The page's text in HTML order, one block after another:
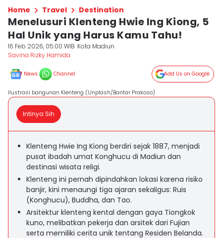
Home Travel Destination
Menelusuri Klenteng Hwie Ing Kiong, 5
Hal Unik yang Harus Kamu Tahu!
16 Feb 2026, 05:00 WIB Kota Madiun
Savina Rizky Hamida
News Channel Add Us on Google
Ilustrasi bangunan Klenteng (Unplash/Bantar Prakoso)
Intinya Sih
Klenteng Hwie Ing Kiong berdiri sejak 1887, menjadi
pusat ibadah umat Konghucu di Madiun dan
destinasi wisata religi.
Klenteng ini pernah dipindahkan lokasi karena risiko
banjir, kini menaungi tiga ajaran sekaligus: Ruis
(Konghucu), Buddha, dan Tao.
Arsitektur klenteng kental dengan gaya Tiongkok
kuno, melibatkan pekerja dan arsitek dari Fujian
serta memiliki cerita unik tentang Residen Belanda.